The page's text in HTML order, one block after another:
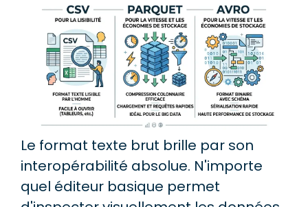
Le format texte brut brille par son
interopérabilité absolue. N'importe
quel éditeur basique permet